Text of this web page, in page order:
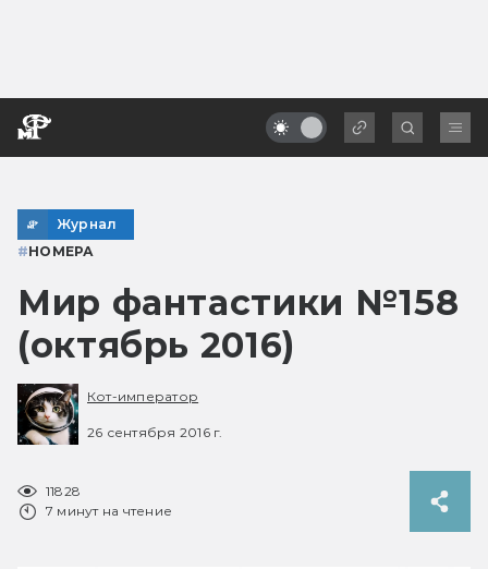
Журнал
#НОМЕРА
Мир фантастики №158
(октябрь 2016)
Кот-император
26 сентября 2016 г.
11828
7 минут на чтение